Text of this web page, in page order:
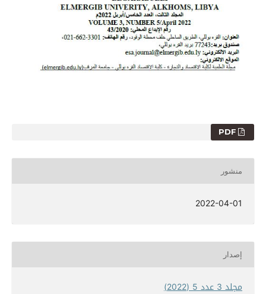
PDF
منشور
2022-04-01
إصدار
مجلد 3 عدد 5 (2022)